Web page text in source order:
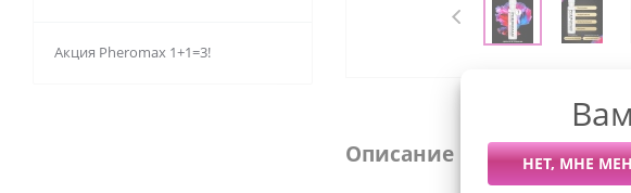
Описание
Акция Pheromax 1+1=3!